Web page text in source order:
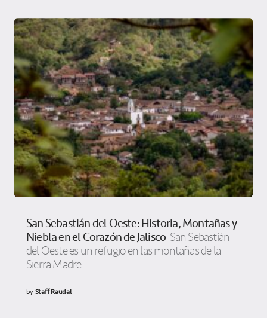
San Sebastián del Oeste: Historia, Montañas y
Niebla en el Corazón de Jalisco San Sebastián
del Oeste es un refugio en las montañas de la
Sierra Madre
byStaff Raudal